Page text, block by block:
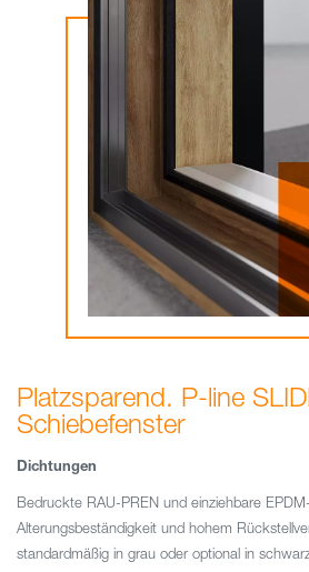
Platzsparend. P-line
Schiebefenster
Dichtungen
Bedruckte RAU-PREN und einziehbare
Alterungsbeständigkeit und hohem
standardmäßig in grau oder optional in